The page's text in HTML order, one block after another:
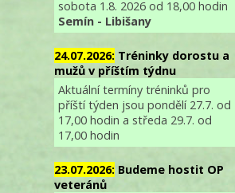
sobota 1.8. 2026 od 18,00 hodin
Semín - Libišany
24.07.2026: Tréninky dorostu a
mužů v příštím týdnu
Aktuální termíny tréninků pro
příští týden jsou pondělí 27.7. od
17,00 hodin a středa 29.7. od
17,00 hodin
23.07.2026: Budeme hostit OP
veteránů